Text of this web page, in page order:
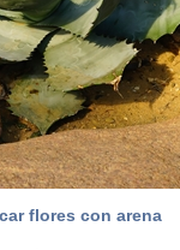
flores con arena